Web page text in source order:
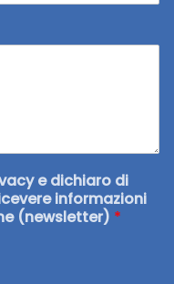
e dichiaro di
informazioni
(newsletter) *